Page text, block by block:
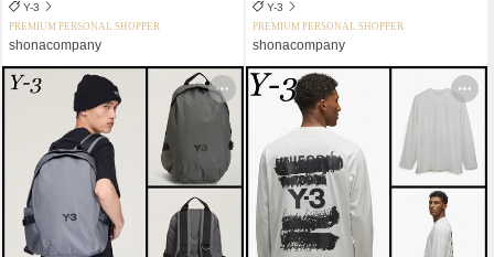
Y-3
PREMIUM PERSONAL SHOPPER
shonacompany
Y-3
PREMIUM PERSONAL SHOPPER
shonacompany